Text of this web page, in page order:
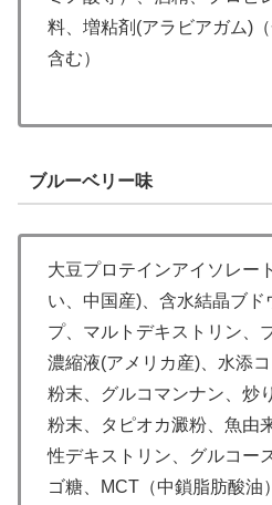
料、増粘剤(アラビアガム)
含む）
ブルーベリー味
大豆プロテインアイソレー
い、中国産)、含水結晶ブド
プ、マルトデキストリン、
濃縮液(アメリカ産)、水添
粉末、グルコマンナン、炒
粉末、タピオカ澱粉、魚由
性デキストリン、グルコー
ゴ糖、MCT（中鎖脂肪酸油